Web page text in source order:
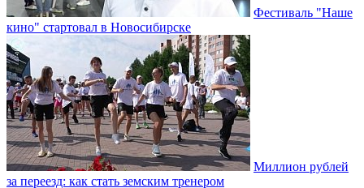
Фестиваль "Наше
кино" стартовал в Новосибирске
Миллион рублей
за переезд: как стать земским тренером